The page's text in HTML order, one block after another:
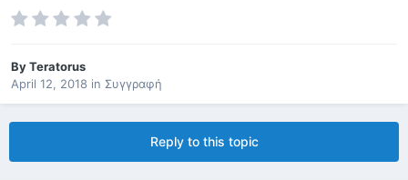
ByTeratorus
April 12, 2018 in Συγγραφή
Reply to this topic